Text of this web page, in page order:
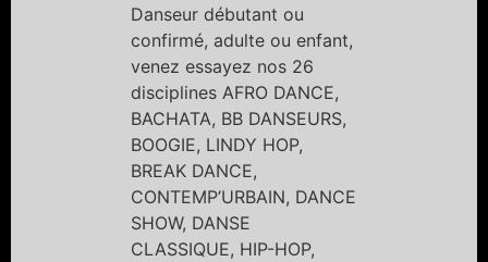
Danseur débutant ou
confirmé, adulte ou enfant,
venez essayez nos 26
disciplines AFRO DANCE,
BACHATA, BB DANSEURS,
BOOGIE, LINDY HOP,
BREAK DANCE,
CONTEMP’URBAIN, DANCE
SHOW, DANSE
CLASSIQUE, HIP-HOP,